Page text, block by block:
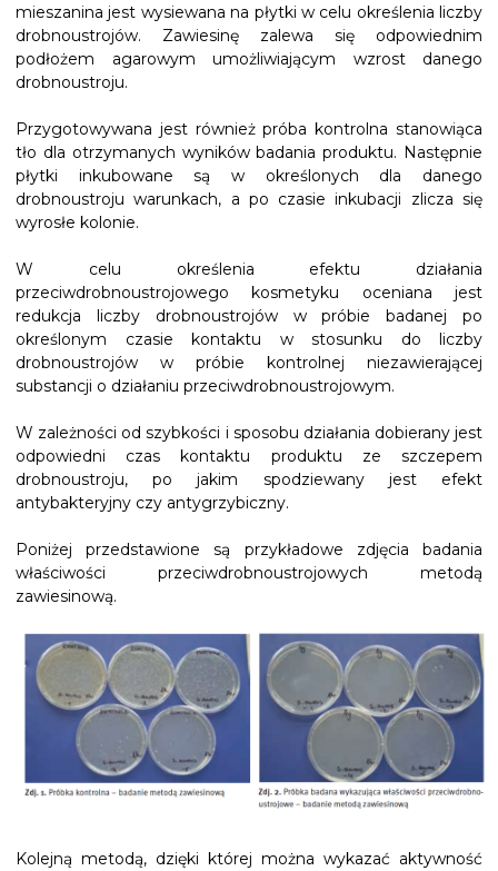
mieszanina jest wysiewana na płytki w celu określenia liczby
drobnoustrojów. Zawiesinę zalewa się odpowiednim
podłożem agarowym umożliwiającym wzrost danego
drobnoustroju.
Przygotowywana jest również próba kontrolna stanowiąca
tło dla otrzymanych wyników badania produktu. Następnie
płytki inkubowane są w określonych dla danego
drobnoustroju warunkach, a po czasie inkubacji zlicza się
wyrosłe kolonie.
W celu określenia efektu działania
przeciwdrobnoustrojowego kosmetyku oceniana jest
redukcja liczby drobnoustrojów w próbie badanej po
określonym czasie kontaktu w stosunku do liczby
drobnoustrojów w próbie kontrolnej niezawierającej
substancji o działaniu przeciwdrobnoustrojowym.
W zależności od szybkości i sposobu działania dobierany jest
odpowiedni czas kontaktu produktu ze szczepem
drobnoustroju, po jakim spodziewany jest efekt
antybakteryjny czy antygrzybiczny.
Poniżej przedstawione są przykładowe zdjęcia badania
właściwości przeciwdrobnoustrojowych metodą
zawiesinową.
Kolejną metodą, dzięki której można wykazać aktywność